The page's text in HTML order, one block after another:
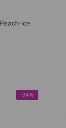
ice
-34%